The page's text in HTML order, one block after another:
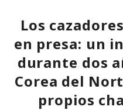
de seguridad) para
significativas.
Los
en presa: un
durante dos
Corea del
propios